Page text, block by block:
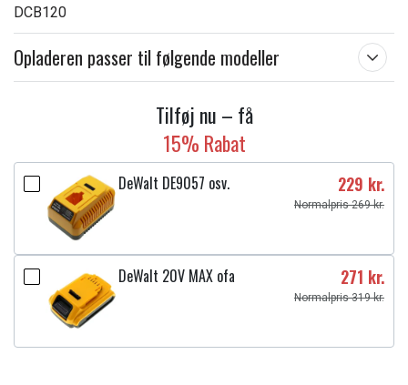
DCB120
Opladeren passer til følgende modeller
Tilføj nu – få
15% Rabat
DeWalt DE9057 osv. 229 kr.
Normalpris 269 kr.
DeWalt 20V MAX ofa 271 kr.
Normalpris 319 kr.